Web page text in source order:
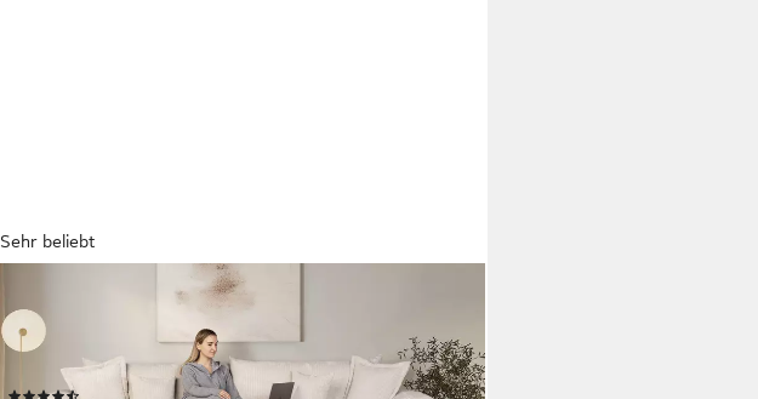
Sehr beliebt
Big-Sofa Soft&Cosy XXL, B: 303 cm - OTTO. Verlässliche
Qualität., Mega-Sofa, Cord oder Chenille-Struktur, mit
Federkern & 4 Zierkissen